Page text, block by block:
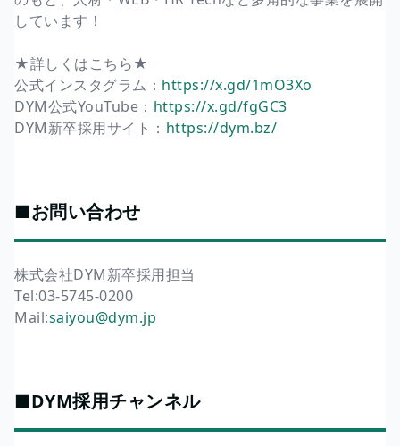
しています！
★詳しくはこちら★
公式インスタグラム： https://x.gd/1mO3Xo
DYM公式YouTube： https://x.gd/fgGC3
DYM新卒採用サイト： https://dym.bz/
■お問い合わせ
株式会社DYM新卒採用担当
Tel:03-5745-0200
Mail:saiyou@dym.jp
■DYM採用チャンネル